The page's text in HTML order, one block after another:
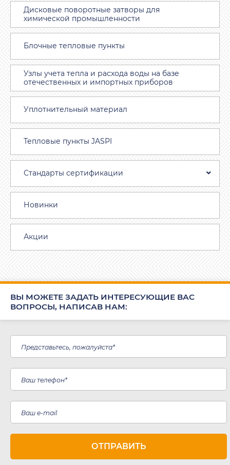
Дисковые поворотные затворы для
химической промышленности
Блочные тепловые пункты
Узлы учета тепла и расхода воды на базе
отечественных и импортных приборов
Уплотнительный материал
Тепловые пункты JASPI
Стандарты сертификации
Новинки
Акции
ВЫ МОЖЕТЕ ЗАДАТЬ ИНТЕРЕСУЮЩИЕ ВАС
ВОПРОСЫ, НАПИСАВ НАМ: